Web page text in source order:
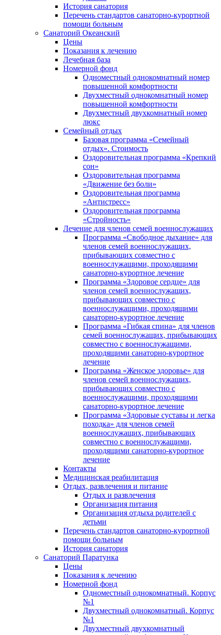
История санатория
Перечень стандартов санаторно-курортной
помощи больным
Санаторий Океанский
Цены
Показания к лечению
Лечебная база
Номерной фонд
Одноместный однокомнатный номер
повышенной комфортности
Двухместный однокомнатный номер
повышенной комфортности
Двухместный двухкомнатный номер
люкс
Семейный отдых
Базовая программа «Семейный
отдых». Стоимость
Оздоровительная программа «Крепкий
сон»
Оздоровительная программа
«Движение без боли»
Оздоровительная программа
«Антистресс»
Оздоровительная программа
«Стройность»
Лечение для членов семей военнослужащих
Программа «Свободное дыхание» для
членов семей военнослужащих,
прибывающих совместно с
военнослужащими, проходящими
санаторно-курортное лечение
Программа «Здоровое сердце» для
членов семей военнослужащих,
прибывающих совместно с
военнослужащими, проходящими
санаторно-курортное лечение
Программа «Гибкая спина» для членов
семей военнослужащих, прибывающих
совместно с военнослужащими,
проходящими санаторно-курортное
лечение
Программа «Женское здоровье» для
членов семей военнослужащих,
прибывающих совместно с
военнослужащими, проходящими
санаторно-курортное лечение
Программа «Здоровые суставы и легка
походка» для членов семей
военнослужащих, прибывающих
совместно с военнослужащими,
проходящими санаторно-курортное
лечение
Контакты
Медицинская реабилитация
Отдых, развлечения и питание
Отдых и развлечения
Организация питания
Организация отдыха родителей с
детьми
Перечень стандартов санаторно-курортной
помощи больным
История санатория
Санаторий Паратунка
Цены
Показания к лечению
Номерной фонд
Одноместный однокомнатный. Корпус
№1
Двухместный однокомнатный. Корпус
№1
Двухместный двухкомнатный